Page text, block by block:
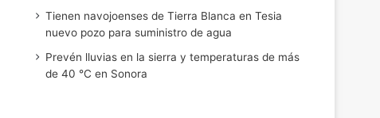
Tienen navojoenses de Tierra Blanca en Tesia
nuevo pozo para suministro de agua
Prevén lluvias en la sierra y temperaturas de más
de 40 °C en Sonora